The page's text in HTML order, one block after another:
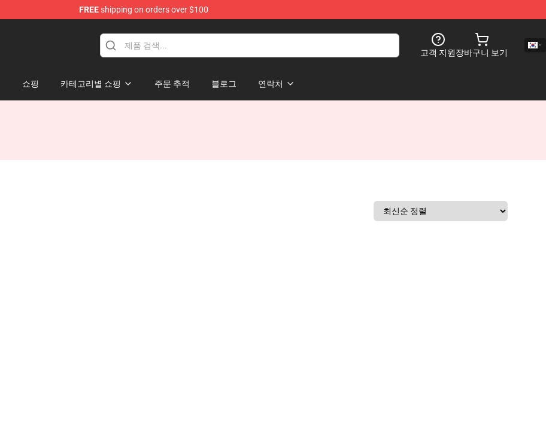
FREEshipping on orders over $100
고객 지원장바구니 보기
쇼핑 카테고리별 쇼핑 주문 추적 블로그 연락처